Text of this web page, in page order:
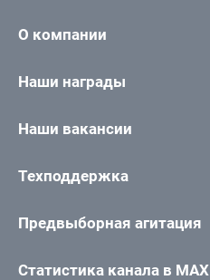
О компании
Наши награды
Наши вакансии
Техподдержка
Предвыборная агитация
Статистика канала в MAX